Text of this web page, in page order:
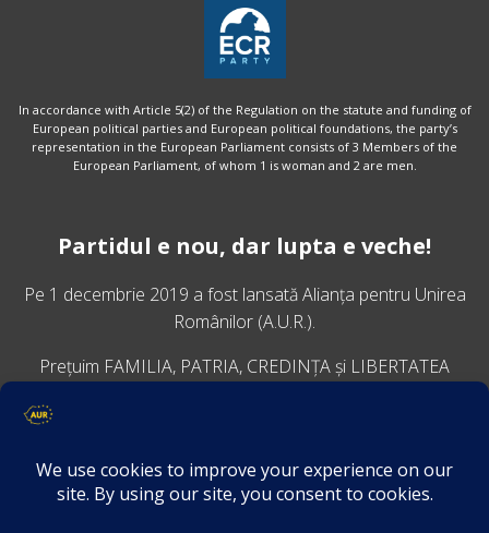
In accordance with Article 5(2) of the Regulation on the statute and funding of
European political parties and European political foundations, the party’s
representation in the European Parliament consists of 3 Members of the
European Parliament, of whom 1 is woman and 2 are men.
Partidul e nou, dar lupta e veche!
Pe 1 decembrie 2019 a fost lansatăAlianța pentru Unirea
Românilor (A.U.R.).
Prețuim FAMILIA, PATRIA, CREDINȚA și LIBERTATEA
VINO ALĂTURI DE NOI